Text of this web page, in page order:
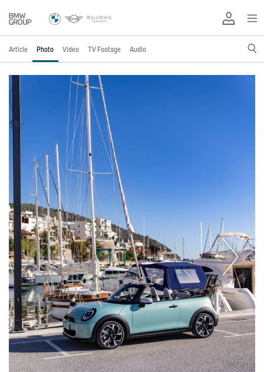
Article Photo Video TV Footage Audio